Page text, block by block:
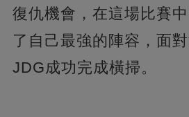
復仇機會，在這場比賽
了自己最強的陣容，面
JDG成功完成橫掃。